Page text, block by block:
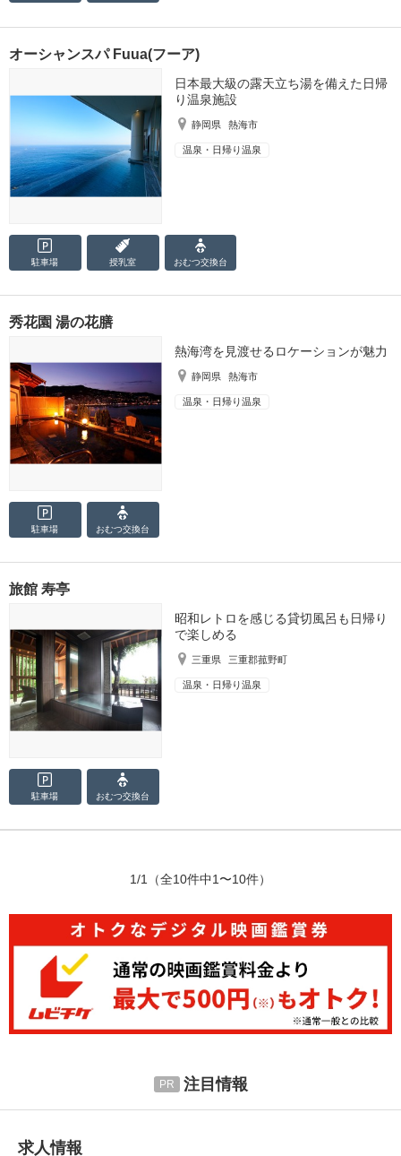
オーシャンスパ Fuua(フーア)
日本最大級の露天立ち湯を備えた日帰
り温泉施設
静岡県 熱海市
温泉・日帰り温泉
駐車場 授乳室 おむつ交換台
秀花園 湯の花膳
熱海湾を見渡せるロケーションが魅力
静岡県 熱海市
温泉・日帰り温泉
駐車場 おむつ交換台
旅館 寿亭
昭和レトロを感じる貸切風呂も日帰り
で楽しめる
三重県 三重郡菰野町
温泉・日帰り温泉
駐車場 おむつ交換台
1/1 （全10件中1〜10件）
注目情報
求人情報